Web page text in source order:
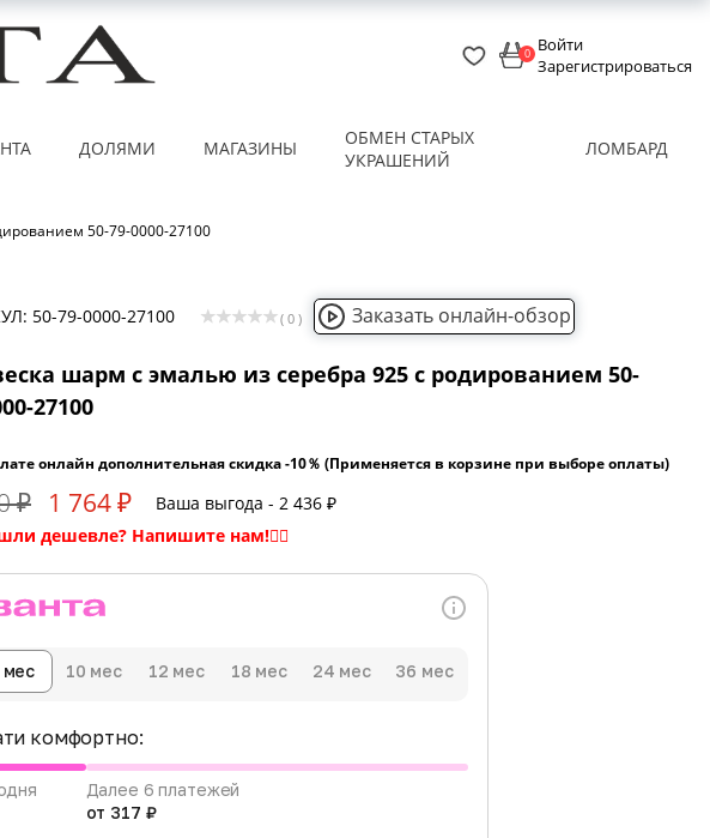
0 Войти
Зарегистрироваться
ДОЛЯМИ МАГАЗИНЫ
ОБМЕН СТАРЫХ
УКРАШЕНИЙ
ЛОМБАРД
50-79-0000-27100
50-79-0000-27100 ( 0 ) Заказать онлайн-обзор
шарм с эмалью из серебра 925 с родированием 50-
27100
онлайн дополнительная скидка -10％ (Применяется в корзине при выборе оплаты)
₽ 1 764 ₽ Ваша выгода - 2 436 ₽
мес 10 мес 12 мес 18 мес 24 мес 36 мес
комфортно:
Далее 6 платежей
от 317 ₽